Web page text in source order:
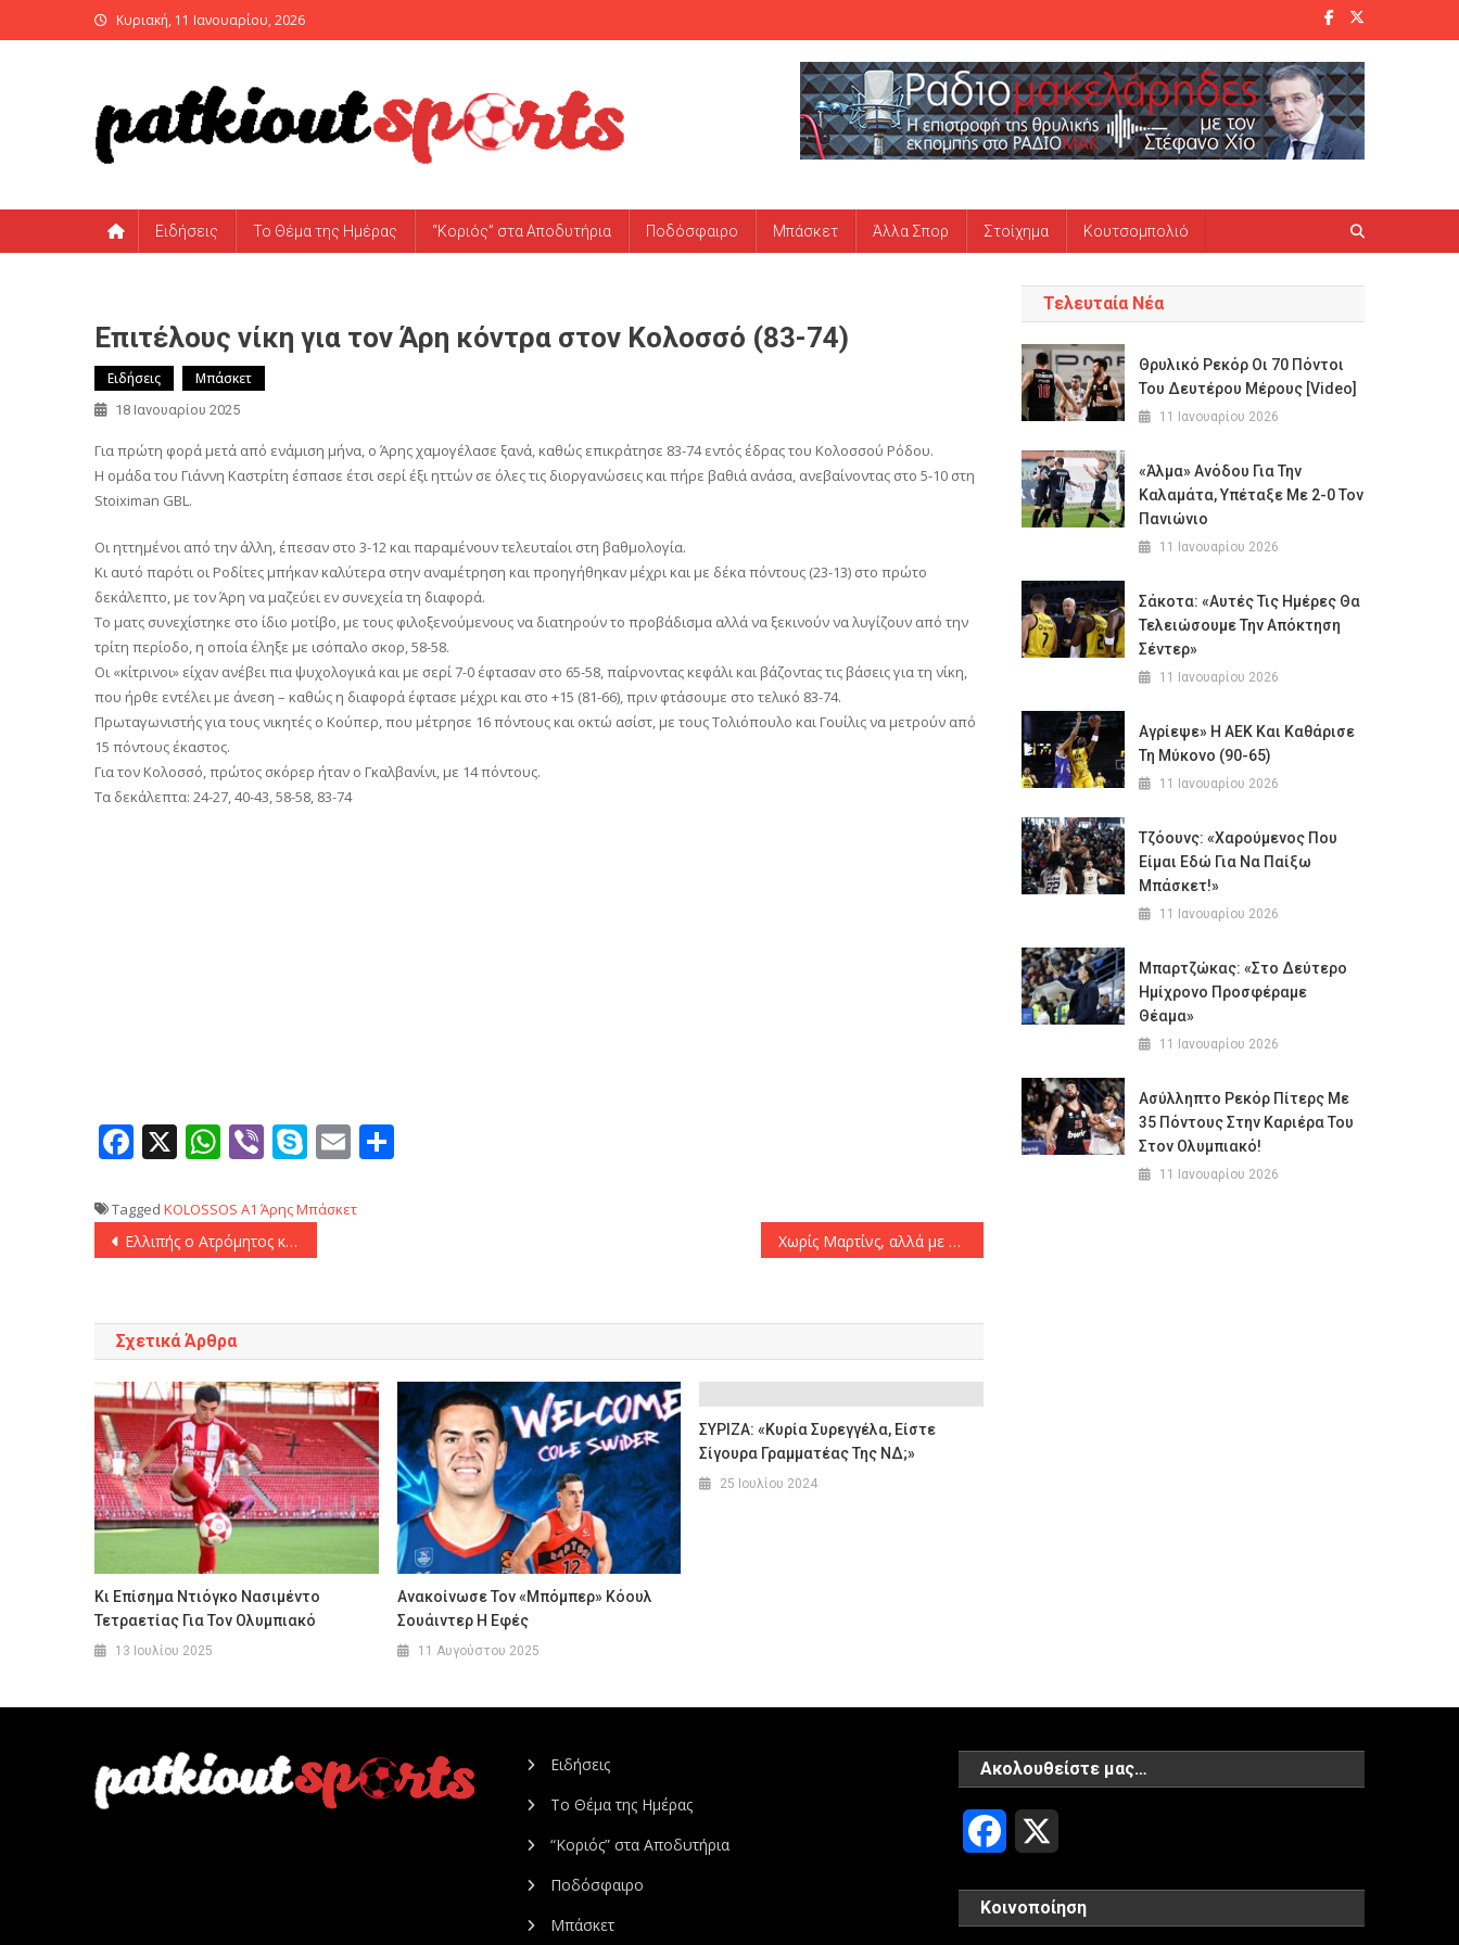
to
Κυριακή, 11 Ιανουαρίου, 2026
Ειδήσεις Το Θέμα της Ημέρας “Κοριός” στα Αποδυτήρια Ποδόσφαιρο Μπάσκετ Άλλα Σπορ Στοίχημα Κουτσομπολιό
Επιτέλους νίκη για τον Άρη κόντρα στον Κολοσσό (83-74)
Ειδήσεις Μπάσκετ
18 Ιανουαρίου 2025
Για πρώτη φορά μετά από ενάμιση μήνα, ο Άρης χαμογέλασε ξανά, καθώς επικράτησε 83-74 εντός έδρας του Κολοσσού Ρόδου.
Η ομάδα του Γιάννη Καστρίτη έσπασε έτσι σερί έξι ηττών σε όλες τις διοργανώσεις και πήρε βαθιά ανάσα, ανεβαίνοντας στο 5-10 στη
Stoiximan GBL.
Οι ηττημένοι από την άλλη, έπεσαν στο 3-12 και παραμένουν τελευταίοι στη βαθμολογία.
Κι αυτό παρότι οι Ροδίτες μπήκαν καλύτερα στην αναμέτρηση και προηγήθηκαν μέχρι και με δέκα πόντους (23-13) στο πρώτο
δεκάλεπτο, με τον Άρη να μαζεύει εν συνεχεία τη διαφορά.
Το ματς συνεχίστηκε στο ίδιο μοτίβο, με τους φιλοξενούμενους να διατηρούν το προβάδισμα αλλά να ξεκινούν να λυγίζουν από την
τρίτη περίοδο, η οποία έληξε με ισόπαλο σκορ, 58-58.
Οι «κίτρινοι» είχαν ανέβει πια ψυχολογικά και με σερί 7-0 έφτασαν στο 65-58, παίρνοντας κεφάλι και βάζοντας τις βάσεις για τη νίκη,
που ήρθε εντέλει με άνεση – καθώς η διαφορά έφτασε μέχρι και στο +15 (81-66), πριν φτάσουμε στο τελικό 83-74.
Πρωταγωνιστής για τους νικητές ο Κούπερ, που μέτρησε 16 πόντους και οκτώ ασίστ, με τους Τολιόπουλο και Γουίλις να μετρούν από
15 πόντους έκαστος.
Για τον Κολοσσό, πρώτος σκόρερ ήταν ο Γκαλβανίνι, με 14 πόντους.
Τα δεκάλεπτα: 24-27, 40-43, 58-58, 83-74
Facebook
X WhatsApp
ViberSkype
Email
Tagged KOLOSSOS Α1 ΆρηςΜπάσκετ
Πλοήγηση
Ελλιπής ο Ατρόμητος κόντρα στον Ολυμπιακό Χωρίς Μαρτίνς, αλλά με Ολιβέιρα ο Ολυμπιακός κόντρα στον Ατρόμητο
Σχετικά Άρθρα
Κι Επίσημα Ντιόγκο Νασιμέντο
Τετραετίας Για Τον Ολυμπιακό
13 Ιουλίου 2025
Ανακοίνωσε Τον «μπόμπερ» Κόουλ
Σουάιντερ Η Εφές
11 Αυγούστου 2025
ΣΥΡΙΖΑ: «Κυρία Συρεγγέλα, Είστε
Σίγουρα Γραμματέας Της ΝΔ;»
25 Ιουλίου 2024
Τελευταία Νέα
Θρυλικό Ρεκόρ Οι 70 Πόντοι
Του Δευτέρου Μέρους [Video]
11 Ιανουαρίου 2026
«Άλμα» Ανόδου Για Την
Καλαμάτα, Υπέταξε Με 2-0 Τον
Πανιώνιο
11 Ιανουαρίου 2026
Σάκοτα: «Αυτές Τις Ημέρες Θα
Τελειώσουμε Την Απόκτηση
Σέντερ»
11 Ιανουαρίου 2026
Αγρίεψε» Η ΑΕΚ Και Καθάρισε
Τη Μύκονο (90-65)
11 Ιανουαρίου 2026
Τζόουνς: «Χαρούμενος Που
Είμαι Εδώ Για Να Παίξω
Μπάσκετ!»
11 Ιανουαρίου 2026
Μπαρτζώκας: «Στο Δεύτερο
Ημίχρονο Προσφέραμε
Θέαμα»
11 Ιανουαρίου 2026
Ασύλληπτο Ρεκόρ Πίτερς Με
35 Πόντους Στην Καριέρα Του
Στον Ολυμπιακό!
11 Ιανουαρίου 2026
Ειδήσεις
Το Θέμα της Ημέρας
“Κοριός” στα Αποδυτήρια
Ποδόσφαιρο
Μπάσκετ
Ακολουθείστε μας…
Facebook
Κοινοποίηση